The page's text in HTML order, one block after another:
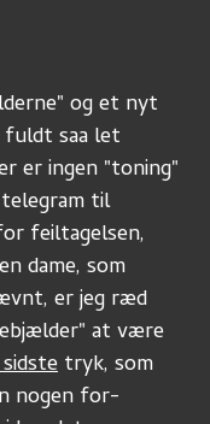
og et nyt
saa let
er ingen "toning"
til
feiltagelsen,
dame, som
er jeg ræd
at være
tryk, som
nogen for-